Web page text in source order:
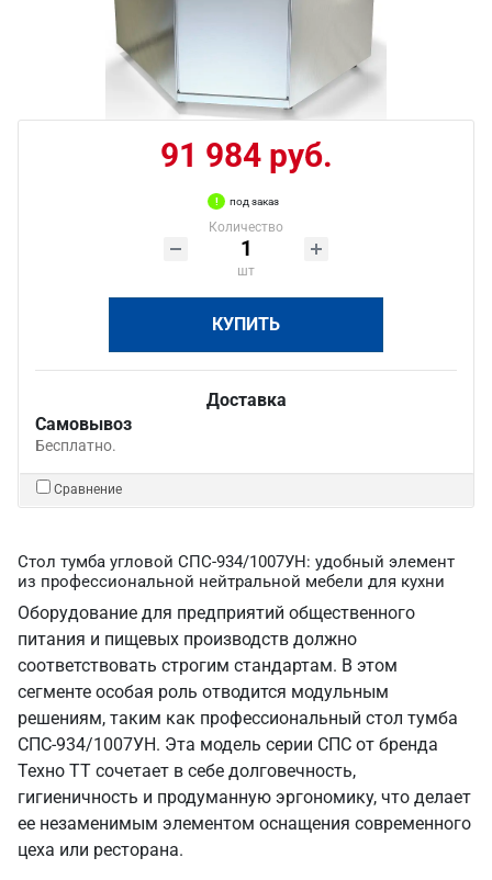
91 984 руб.
под заказ
Количество
шт
КУПИТЬ
Доставка
Самовывоз
Бесплатно.
Сравнение
Стол тумба угловой СПС-934/1007УН: удобный элемент
из профессиональной нейтральной мебели для кухни
Оборудование для предприятий общественного
питания и пищевых производств должно
соответствовать строгим стандартам. В этом
сегменте особая роль отводится модульным
решениям, таким как профессиональный стол тумба
СПС-934/1007УН. Эта модель серии СПС от бренда
Техно ТТ сочетает в себе долговечность,
гигиеничность и продуманную эргономику, что делает
ее незаменимым элементом оснащения современного
цеха или ресторана.